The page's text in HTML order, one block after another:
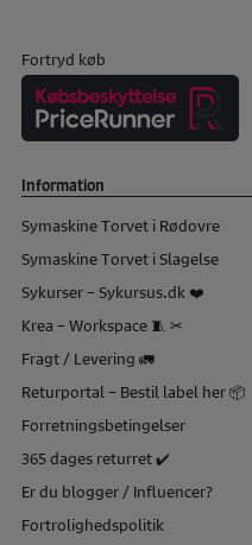
Fortryd køb
Information
Symaskine Torvet i Rødovre
Symaskine Torvet i Slagelse
Sykurser – Sykursus.dk ❤️
Krea – Workspace 🧵 ✂
Fragt / Levering 🚛
Returportal – Bestil label her 📦
Forretningsbetingelser
365 dages returret ✔️
Er du blogger / Influencer?
Fortrolighedspolitik